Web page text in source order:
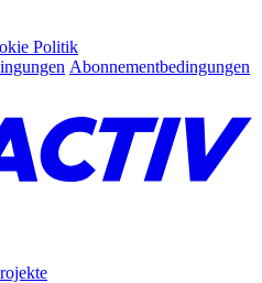
Politik
Abonnementbedingungen